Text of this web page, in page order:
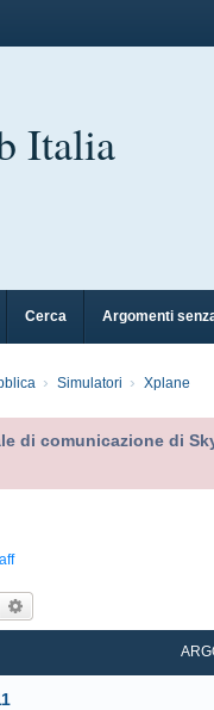
Italia
Cerca Argomenti
Simulatori Xplane
di comunicazione di
Cerca